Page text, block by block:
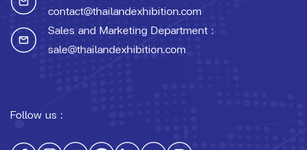
contact@thailandexhibition.com
Sales and Marketing Department :
sale@thailandexhibition.com
Follow us :